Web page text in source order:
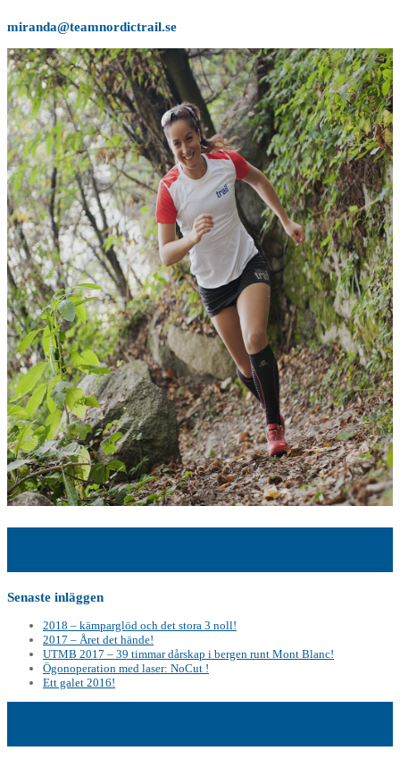
miranda@teamnordictrail.se
Senaste inläggen
2018 – kämparglöd och det stora 3 noll!
2017 – Året det hände!
UTMB 2017 – 39 timmar dårskap i bergen runt Mont Blanc!
Ögonoperation med laser: NoCut !
Ett galet 2016!